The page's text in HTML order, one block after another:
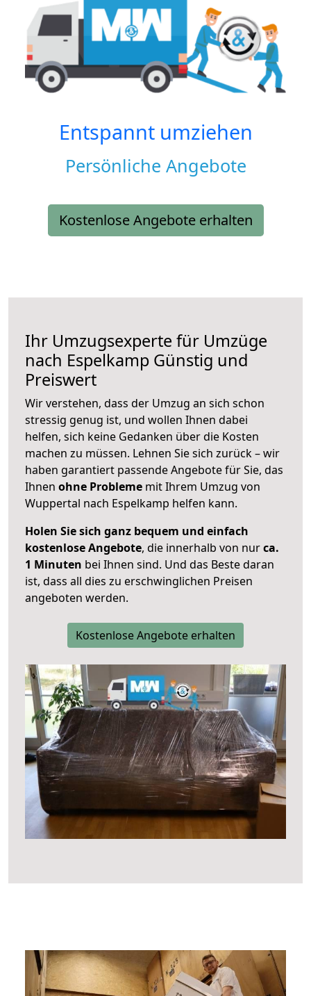
Entspannt umziehen
Persönliche Angebote
Kostenlose Angebote erhalten
Ihr Umzugsexperte für Umzüge
nach Espelkamp Günstig und
Preiswert
Wir verstehen, dass der Umzug an sich schon
stressig genug ist, und wollen Ihnen dabei
helfen, sich keine Gedanken über die Kosten
machen zu müssen. Lehnen Sie sich zurück – wir
haben garantiert passende Angebote für Sie, das
Ihnen ohne Probleme mit Ihrem Umzug von
Wuppertal nach Espelkamp helfen kann.
Holen Sie sich ganz bequem und einfach
kostenlose Angebote, die innerhalb von nurca.
1 Minuten bei Ihnen sind. Und das Beste daran
ist, dass all dies zu erschwinglichen Preisen
angeboten werden.
Kostenlose Angebote erhalten